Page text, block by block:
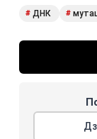
# ДНК #